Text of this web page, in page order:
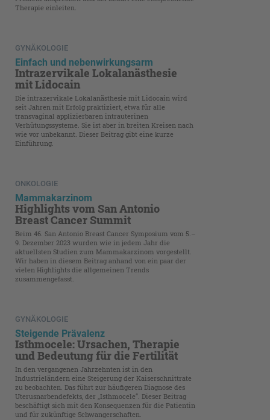
Therapie einleiten.
GYNÄKOLOGIE
Einfach und nebenwirkungsarm
Intrazervikale Lokalanästhesie
mit Lidocain
Die intrazervikale Lokalanästhesie mit Lidocain wird
seit Jahren mit Erfolg praktiziert, etwa für alle
transvaginal applizierbaren intrauterinen
Verhütungssysteme. Sie ist aber in breiten Kreisen nach
wie vor unbekannt. Dieser Beitrag gibt eine kurze
Einführung.
ONKOLOGIE
Mammakarzinom
Highlights vom San Antonio
Breast Cancer Summit
Beim 46. San Antonio Breast Cancer Symposium vom 5.–
9. Dezember 2023 wurden wie in jedem Jahr die
aktuellsten Studien zum Mammakarzinom vorgestellt.
Wir haben in diesem Beitrag anhand von ein paar der
vielen Highlights die allgemeinen Trends
zusammengefasst.
GYNÄKOLOGIE
Steigende Prävalenz
Isthmocele: Ursachen, Therapie
und Bedeutung für die Fertilität
In den vergangenen Jahrzehnten ist in den
Industrieländern eine Steigerung der Kaiserschnittrate
zu beobachten. Das führt zur häufigeren Diagnose des
Uterusnarbendefekts, der „Isthmocele“. Dieser Beitrag
beschäftigt sich mit den Konsequenzen für die Patientin
und für zukünftige Schwangerschaften.